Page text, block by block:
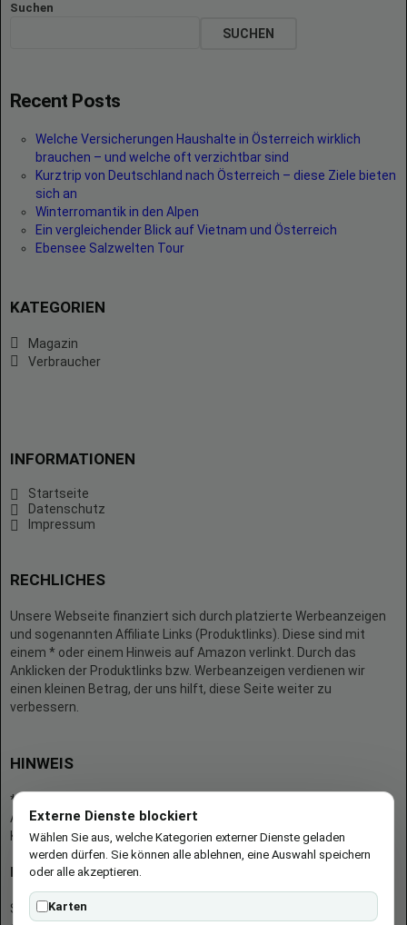
Suchen
SUCHEN
Recent Posts
Welche Versicherungen Haushalte in Österreich wirklich
brauchen – und welche oft verzichtbar sind
Kurztrip von Deutschland nach Österreich – diese Ziele bieten
sich an
Winterromantik in den Alpen
Ein vergleichender Blick auf Vietnam und Österreich
Ebensee Salzwelten Tour
KATEGORIEN
Magazin
Verbraucher
INFORMATIONEN
Startseite
Datenschutz
Impressum
RECHLICHES
Unsere Webseite finanziert sich durch platzierte Werbeanzeigen
und sogenannten Affiliate Links (Produktlinks). Diese sind mit
einem * oder einem Hinweis auf Amazon verlinkt. Durch das
Anklicken der Produktlinks bzw. Werbeanzeigen verdienen wir
einen kleinen Betrag, der uns hilft, diese Seite weiter zu
verbessern.
HINWEIS
* = Afilliate-Link (=Werbung)
Als Amazon-Partner verdient der Seitenbetreiber an qualifizierten
Käufen.
Hinweis zu Preisen und Verfügbarkeiten
Sofern Produktpreise und Verfügbarkeiten angezeigt werden,
Externe Dienste blockiert
Wählen Sie aus, welche Kategorien externer Dienste geladen
werden dürfen. Sie können alle ablehnen, eine Auswahl speichern
oder alle akzeptieren.
Karten